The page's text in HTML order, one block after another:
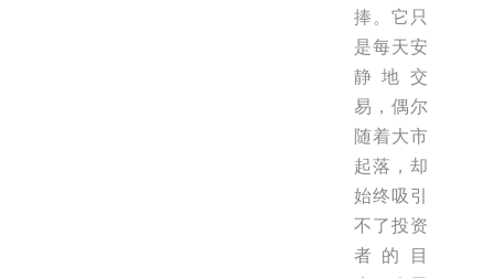
捧。它只
是每天安
静地交
易，偶尔
随着大市
起落，却
始终吸引
不了投资
者的目